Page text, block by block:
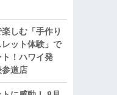
しむ「手作り
ット体験」で
！ハワイ発
参道店